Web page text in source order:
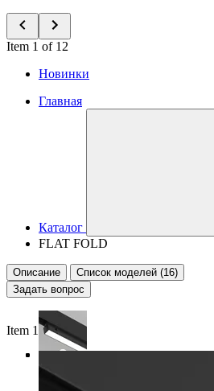
Item 1 of 12
Новинки
Главная
Каталог
FLAT FOLD
Описание
Список моделей (16)
Задать вопрос
Item 1 of 4